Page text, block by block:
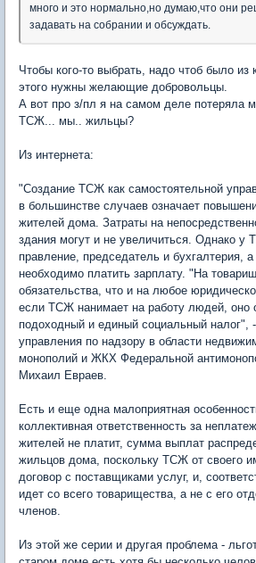
много и это нормально,но думаю,что они
задавать на собрании и обсуждать.
Чтобы кого-то выбрать, надо чтоб было из
этого нужны желающие добровольцы.
А вот про з/пл я на самом деле потеряла
ТСЖ... мы.. жильцы?
Из интернета:
"Создание ТСЖ как самостоятельной
в большинстве случаев означает
жителей дома. Затраты на
здания могут и не увеличиться. Однако у
правление, председатель и бухгалтерия,
необходимо платить зарплату. "На
обязательства, что и на любое
если ТСЖ нанимает на работу людей, оно
подоходный и единый социальный налог",
управления по надзору в области
монополий и ЖКХ Федеральной
Михаил Евраев.
Есть и еще одна малоприятная
коллективная ответственность за
жителей не платит, сумма выплат
жильцов дома, поскольку ТСЖ от своего
договор с поставщиками услуг, и,
идет со всего товарищества, а не с его
членов.
Из этой же серии и другая проблема -